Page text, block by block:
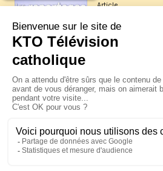
Article
Les reportages
La visite
XIV à Assise à
jeudi 6 août
Le pape en
Pérou du 6 au